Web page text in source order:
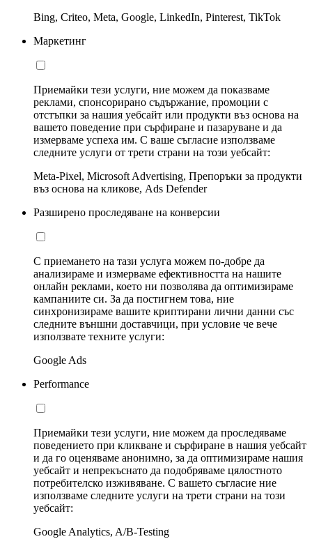
Bing, Criteo, Meta, Google, LinkedIn, Pinterest, TikTok
Маркетинг
Приемайки тези услуги, ние можем да показваме
реклами, спонсорирано съдържание, промоции с
отстъпки за нашия уебсайт или продукти въз основа на
вашето поведение при сърфиране и пазаруване и да
измерваме успеха им. С ваше съгласие използваме
следните услуги от трети страни на този уебсайт:
Meta-Pixel, Microsoft Advertising, Препоръки за продукти
въз основа на кликове, Ads Defender
Разширено проследяване на конверсии
С приемането на тази услуга можем по-добре да
анализираме и измерваме ефективността на нашите
онлайн реклами, което ни позволява да оптимизираме
кампаниите си. За да постигнем това, ние
синхронизираме вашите криптирани лични данни със
следните външни доставчици, при условие че вече
използвате техните услуги:
Google Ads
Performance
Приемайки тези услуги, ние можем да проследяваме
поведението при кликване и сърфиране в нашия уебсайт
и да го оценяваме анонимно, за да оптимизираме нашия
уебсайт и непрекъснато да подобряваме цялостното
потребителско изживяване. С вашето съгласие ние
използваме следните услуги на трети страни на този
уебсайт:
Google Analytics, A/B-Testing